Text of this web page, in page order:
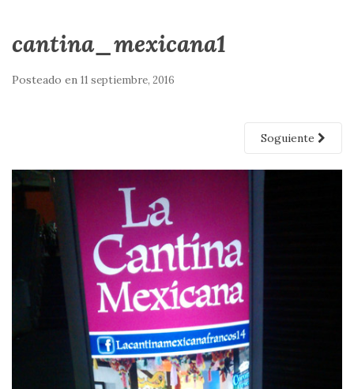
cantina_mexicana1
Posteado en 11 septiembre, 2016
Soguiente